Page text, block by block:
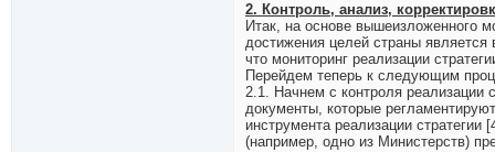
2. Контроль, анализ,
Итак, на основе вышеизложенного
достижения целей страны
что мониторинг реализации
Перейдем теперь к следующим
2.1. Начнем с контроля реализации
документы, которые
инструмента реализации
(например, одно из Министерств)